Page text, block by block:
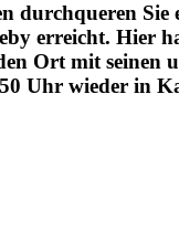
Sie
erreicht. Hier
Ort mit seinen
Uhr wieder in